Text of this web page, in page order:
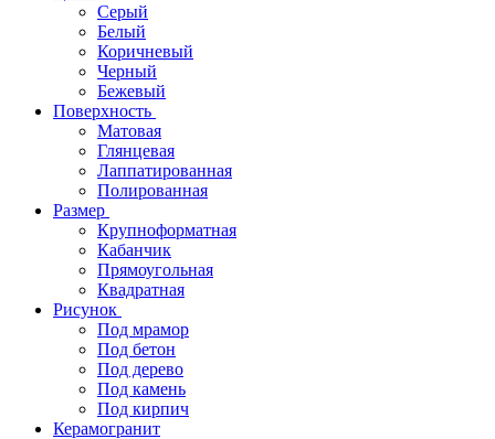
Серый
Белый
Коричневый
Черный
Бежевый
Поверхность
Матовая
Глянцевая
Лаппатированная
Полированная
Размер
Крупноформатная
Кабанчик
Прямоугольная
Квадратная
Рисунок
Под мрамор
Под бетон
Под дерево
Под камень
Под кирпич
Керамогранит